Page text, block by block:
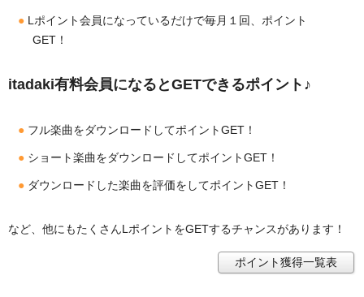
Lポイント会員になっているだけで毎月１回、ポイント
GET！
itadaki有料会員になるとGETできるポイント♪
フル楽曲をダウンロードしてポイントGET！
ショート楽曲をダウンロードしてポイントGET！
ダウンロードした楽曲を評価をしてポイントGET！
など、他にもたくさんLポイントをGETするチャンスがあります！
ポイント獲得一覧表